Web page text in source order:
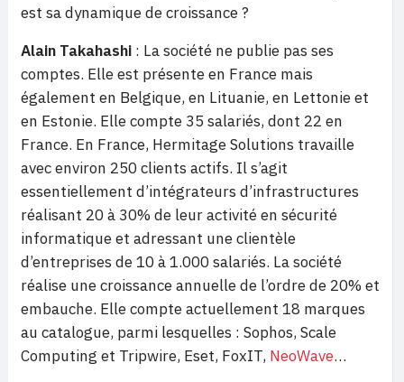
est sa dynamique de croissance ?
Alain Takahashi : La société ne publie pas ses
comptes. Elle est présente en France mais
également en Belgique, en Lituanie, en Lettonie et
en Estonie. Elle compte 35 salariés, dont 22 en
France. En France, Hermitage Solutions travaille
avec environ 250 clients actifs. Il s’agit
essentiellement d’intégrateurs d’infrastructures
réalisant 20 à 30% de leur activité en sécurité
informatique et adressant une clientèle
d’entreprises de 10 à 1.000 salariés. La société
réalise une croissance annuelle de l’ordre de 20% et
embauche. Elle compte actuellement 18 marques
au catalogue, parmi lesquelles : Sophos, Scale
Computing et Tripwire, Eset, FoxIT, NeoWave…